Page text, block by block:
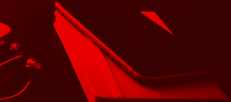
新媒体 · 服务
微官网建设 · PC网站和微信平台整合方案 · 微信公众号运
营 · H5社交游戏开发